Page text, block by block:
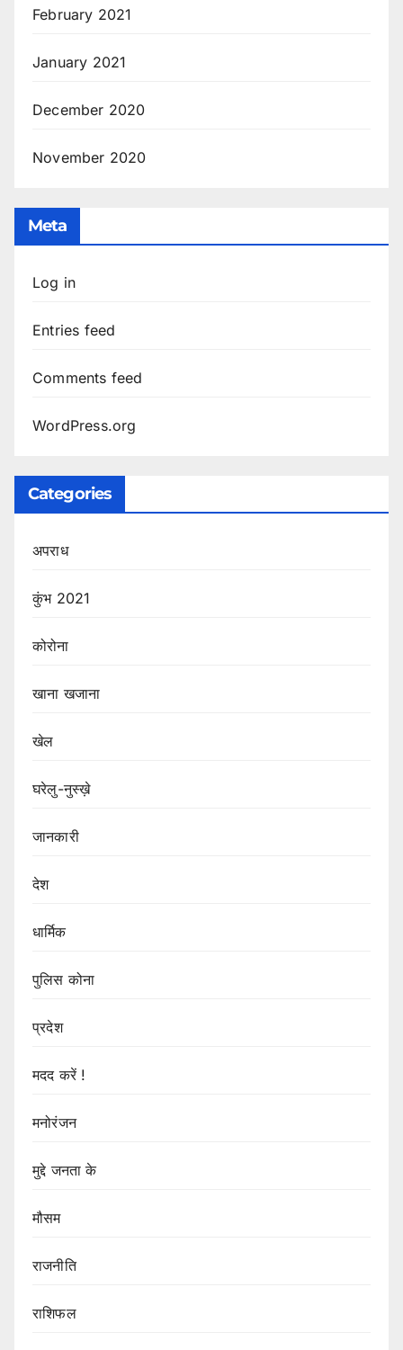
February 2021
January 2021
December 2020
November 2020
Meta
Log in
Entries feed
Comments feed
WordPress.org
Categories
अपराध
कुंभ 2021
कोरोना
खाना खजाना
खेल
घरेलु-नुस्ख़े
जानकारी
देश
धार्मिक
पुलिस कोना
प्रदेश
मदद करें !
मनोरंजन
मुद्दे जनता के
मौसम
राजनीति
राशिफल